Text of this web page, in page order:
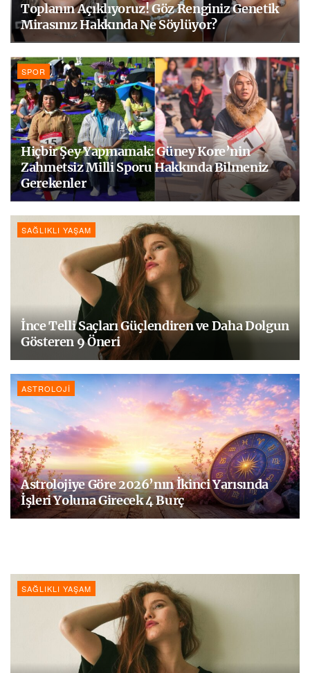
Toplanın Açıklıyoruz! Göz Renginiz Genetik
Mirasınız Hakkında Ne Söylüyor?
SPOR
Hiçbir Şey Yapmamak: Güney Kore’nin
Zahmetsiz Milli Sporu Hakkında Bilmeniz
Gerekenler
SAĞLIKLI YAŞAM
İnce Telli Saçları Güçlendiren ve Daha Dolgun
Gösteren 9 Öneri
ASTROLOJI
Astrolojiye Göre 2026’nın İkinci Yarısında
İşleri Yoluna Girecek 4 Burç
SAĞLIKLI YAŞAM